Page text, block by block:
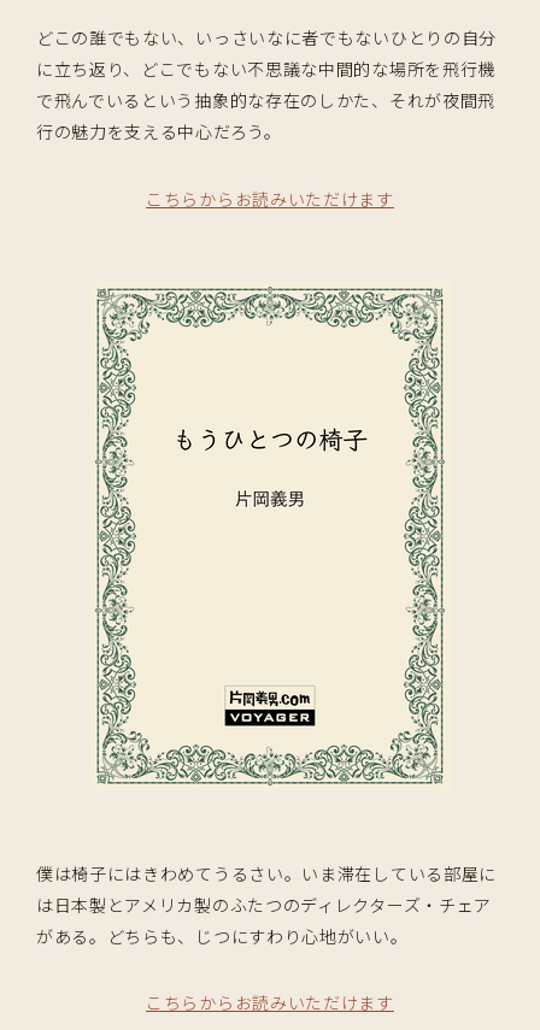
どこの誰でもない、いっさいなに者でもないひとりの自分
に立ち返り、どこでもない不思議な中間的な場所を飛行機
で飛んでいるという抽象的な存在のしかた、それが夜間飛
行の魅力を支える中心だろう。
こちらからお読みいただけます
僕は椅子にはきわめてうるさい。いま滞在している部屋に
は日本製とアメリカ製のふたつのディレクターズ・チェア
がある。どちらも、じつにすわり心地がいい。
こちらからお読みいただけます